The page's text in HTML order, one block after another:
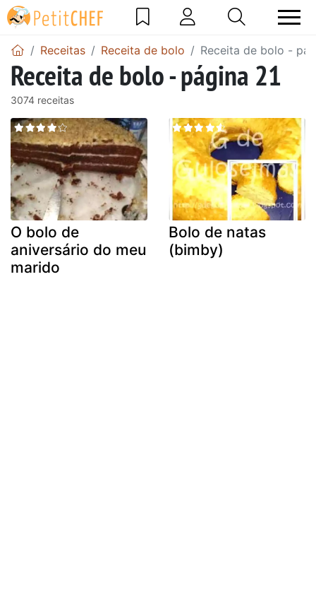
Receitas Receita de bolo Receita de bolo -
Receita de bolo - página 21
3074 receitas
O bolo de
aniversário do meu
marido
Bolo de natas
(bimby)